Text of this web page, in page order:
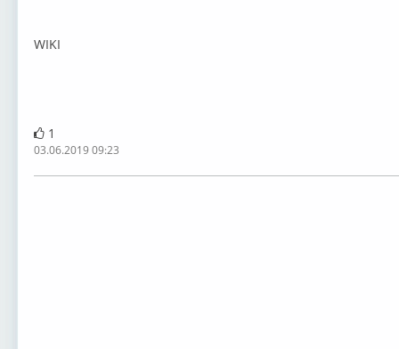
WIKI
1
03.06.2019 09:23